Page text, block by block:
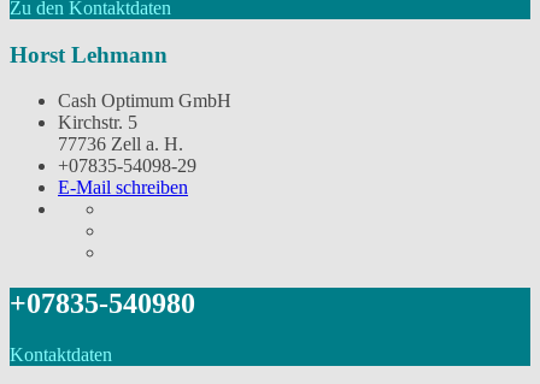
Zu den Kontaktdaten
Horst Lehmann
Cash Optimum GmbH
Kirchstr. 5
77736 Zell a. H.
+07835-54098-29
E-Mail schreiben
+07835-540980
Kontaktdaten